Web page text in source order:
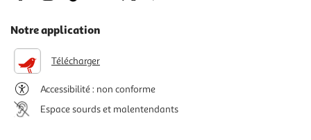
Notre application
Télécharger
Accessibilité : non conforme
Espace sourds et malentendants